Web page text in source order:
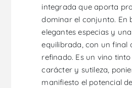
integrada que aporta
dominar el conjunto. En
elegantes especias y
equilibrada, con un final
refinado. Es un vino
carácter y sutileza,
manifiesto el potencial